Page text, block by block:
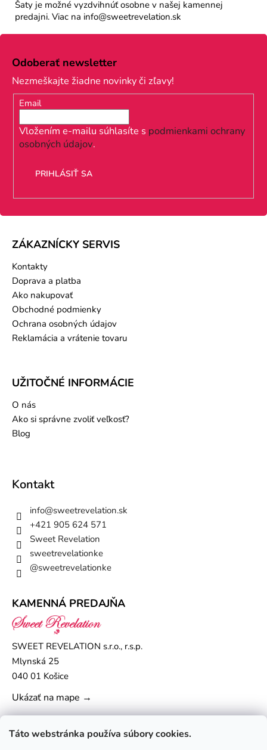
Táto webstránka používa súbory cookies.
Šaty je možné vyzdvihnúť osobne v našej kamennej
predajni. Viac na info@sweetrevelation.sk
Z
Odoberať newsletter
Nezmeškajte žiadne novinky či zľavy!
Email
Vložením e-mailu súhlasíte s podmienkami ochrany
osobných údajov.
PRIHLÁSIŤ SA
ZÁKAZNÍCKY SERVIS
Kontakty
Doprava a platba
Ako nakupovať
Obchodné podmienky
Ochrana osobných údajov
Reklamácia a vrátenie tovaru
UŽITOČNÉ INFORMÁCIE
O nás
Ako si správne zvoliť veľkosť?
Blog
Kontakt
info@sweetrevelation.sk
+421 905 624 571
Sweet Revelation
sweetrevelationke
@sweetrevelationke
KAMENNÁ PREDAJŇA
SWEET REVELATION s.r.o., r.s.p.
Mlynská 25
040 01 Košice
Ukázať na mape →